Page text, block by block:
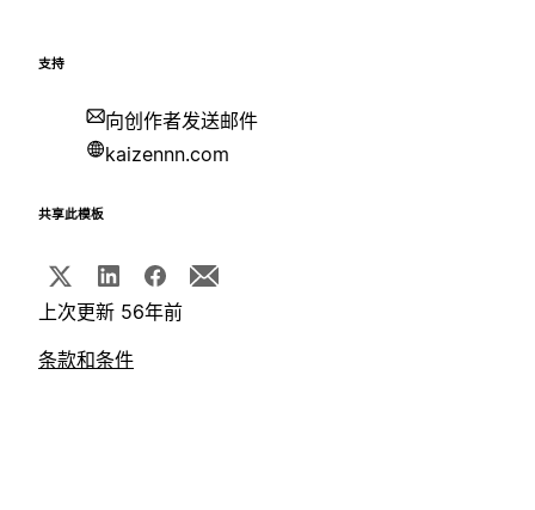
支持
向创作者发送邮件
kaizennn.com
共享此模板
上次更新 56年前
条款和条件